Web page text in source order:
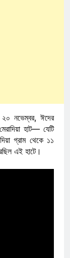
২০ নভেম্বর, ঈদের
হাট— যেটি
গ্রাম থেকে ১১
এই হাটে।